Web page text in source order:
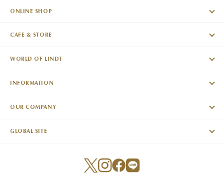
ONLINE SHOP
CAFE & STORE
WORLD OF LINDT
INFORMATION
OUR COMPANY
GLOBAL SITE